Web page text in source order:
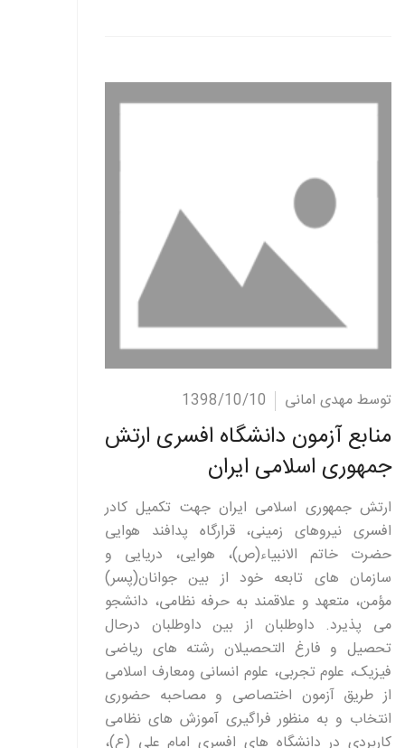
ادامه مطلب توسط مهدی امانی 1398/10/10
منابع آزمون دانشگاه افسری ارتش
جمهوری اسلامی ایران
ارتش جمهوری اسلامی ایران جهت تکمیل کادر
افسری نیروهای زمینی، قرارگاه پدافند هوایی
حضرت خاتم الانبیاء(ص)، هوایی، دریایی و
سازمان های تابعه خود از بین جوانان(پسر)
مؤمن، متعهد و علاقمند به حرفه نظامی، دانشجو
می پذیرد. داوطلبان از بین داوطلبان درحال
تحصیل و فارغ التحصیلان رشته های ریاضی
فیزیک، علوم تجربی، علوم انسانی ومعارف اسلامی
از طریق آزمون اختصاصی و مصاحبه حضوری
انتخاب و به منظور فراگیری آموزش های نظامی